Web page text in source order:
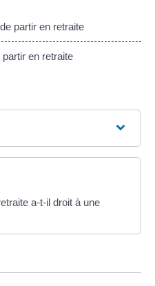
partir en retraite
en retraite
a-t-il droit à une